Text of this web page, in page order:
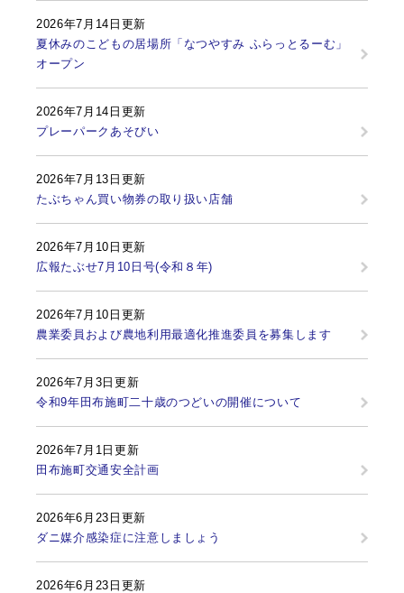
2026年7月14日更新
夏休みのこどもの居場所「なつやすみ ふらっとるーむ」
オープン
2026年7月14日更新
プレーパークあそびい
2026年7月13日更新
たぶちゃん買い物券の取り扱い店舗
2026年7月10日更新
広報たぶせ7月10日号(令和８年)
2026年7月10日更新
農業委員および農地利用最適化推進委員を募集します
2026年7月3日更新
令和9年田布施町二十歳のつどいの開催について
2026年7月1日更新
田布施町交通安全計画
2026年6月23日更新
ダニ媒介感染症に注意しましょう
2026年6月23日更新